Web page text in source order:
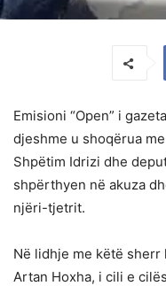
Emisioni “Open” i
djeshme u shoqërua
Shpëtim Idrizi dhe
shpërthyen në akuza
njëri-tjetrit.
Në lidhje me këtë
Artan Hoxha, i cili e